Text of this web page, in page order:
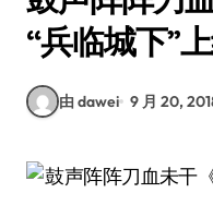
“兵临城下”
由 dawei 9 月 20,